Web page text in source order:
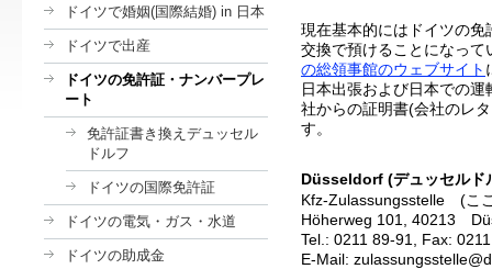
ドイツで婚姻(国際結婚) in 日本
ドイツで出産
ドイツの免許証・ナンバープレ
ート
免許証書き換えデュッセル
ドルフ
ドイツの国際免許証
ドイツの電気・ガス・水道
ドイツの助成金
現在基本的にはドイツの
交換で預けることになって
の総領事館のウェブサイト
日本出張および日本での
社からの証明書(会社のレ
す。
Düsseldorf (デュッセルド
Kfz-Zulassungsstelle (こ
Höherweg 101, 40213
Tel.: 0211 89-91 , Fax:
E-Mail: